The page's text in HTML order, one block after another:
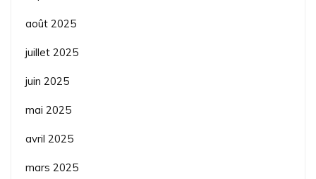
août 2025
juillet 2025
juin 2025
mai 2025
avril 2025
mars 2025